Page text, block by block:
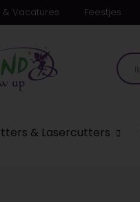
& Vacatures Feestjes
& Lasercutters